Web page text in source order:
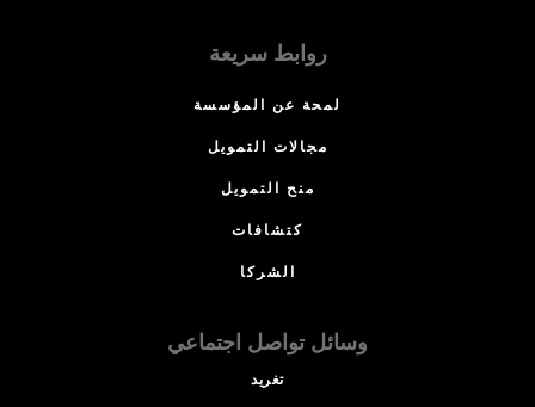
روابط سريعة
لمحة عن المؤسسة
مجالات التمويل
منح التمويل
كتشافات
الشركا
وسائل تواصل اجتماعي
تغريد